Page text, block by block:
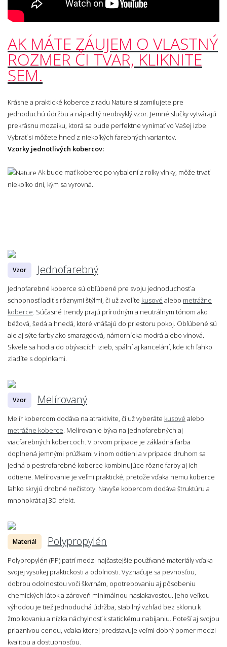
AK MÁTE ZÁUJEM O VLASTNÝ
ROZMER ČI TVAR, KLIKNITE
SEM.
Krásne a praktické koberce z radu Nature si zamilujete pre
jednoduchú údržbu a nápaditý neobvyklý vzor. Jemné slučky vytvárajú
prekrásnu mozaiku, ktorá sa bude perfektne vynímať vo Vašej izbe.
Vybrať si môžete hneď z niekoľkých farebných variantov.
Vzorky jednotlivých kobercov:
Ak bude mať koberec po vybalení z rolky vlnky, môže trvať
niekoľko dní, kým sa vyrovná..
Vzor Jednofarebný
Jednofarebné koberce sú obľúbené pre svoju jednoduchosť a
schopnosť ladiť s rôznymi štýlmi, či už zvolíte kusové alebo metrážne
koberce. Súčasné trendy prajú prírodným a neutrálnym tónom ako
béžová, šedá a hnedá, ktoré vnášajú do priestoru pokoj. Obľúbené sú
ale aj sýte farby ako smaragdová, námornícka modrá alebo vínová.
Skvele sa hodia do obývacích izieb, spální aj kancelárií, kde ich ľahko
zladíte s doplnkami.
Vzor Melírovaný
Melír kobercom dodáva na atraktivite, či už vyberáte kusové alebo
metrážne koberce. Melírovanie býva na jednofarebných aj
viacfarebných kobercoch. V prvom prípade je základná farba
doplnená jemnými prúžkami v inom odtieni a v prípade druhom sa
jedná o pestrofarebné koberce kombinujúce rôzne farby aj ich
odtiene. Melírovanie je veľmi praktické, pretože vďaka nemu koberce
ľahko skryjú drobné nečistoty. Navyše kobercom dodáva štruktúru a
mnohokrát aj 3D efekt.
Materiál Polypropylén
Polypropylén (PP) patrí medzi najčastejšie používané materiály vďaka
svojej vysokej praktickosti a odolnosti. Vyznačuje sa pevnosťou,
dobrou odolnosťou voči škvrnám, opotrebovaniu aj pôsobeniu
chemických látok a zároveň minimálnou nasiakavosťou. Jeho veľkou
výhodou je tiež jednoduchá údržba, stabilný vzhľad bez sklonu k
žmolkovaniu a nízka náchylnosť k statickému nabíjaniu. Poteší aj svojou
priaznivou cenou, vďaka ktorej predstavuje veľmi dobrý pomer medzi
kvalitou a dostupnosťou.